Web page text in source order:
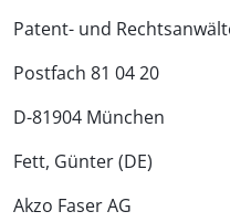
Patent- und
Postfach 81 04 20
D-81904 München
Fett, Günter (DE)
Akzo Faser AG